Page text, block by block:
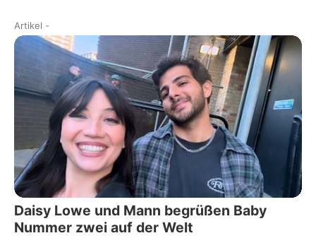
Artikel -
Daisy Lowe und Mann begrüßen Baby
Nummer zwei auf der Welt